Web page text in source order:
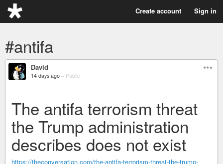
Create account Sign in
#antifa
David
14 days ago – Public
The antifa terrorism threat
the Trump administration
describes does not exist
https://theconversation.com/the-antifa-terrorism-threat-the-trump-